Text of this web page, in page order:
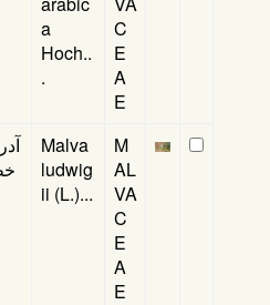
a
Hoch..
.
C
E
A
E
Malva
ludwig
ii (L.)...
M
AL
VA
C
E
A
E